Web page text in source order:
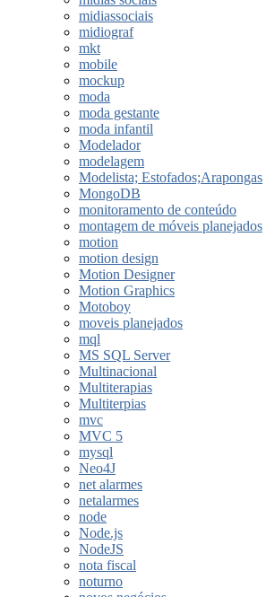
midiassociais
midiograf
mkt
mobile
mockup
moda
moda gestante
moda infantil
Modelador
modelagem
Modelista; Estofados;Arapongas
MongoDB
monitoramento de conteúdo
montagem de móveis planejados
motion
motion design
Motion Designer
Motion Graphics
Motoboy
moveis planejados
mql
MS SQL Server
Multinacional
Multiterapias
Multiterpias
mvc
MVC 5
mysql
Neo4J
net alarmes
netalarmes
node
Node.js
NodeJS
nota fiscal
noturno